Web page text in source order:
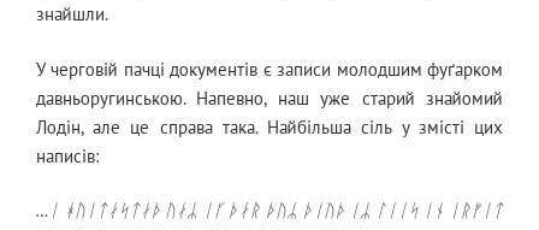
знайшли.
У черговій пачці документів є записи молодшим фуґарком
давньоругинською. Напевно, наш уже старий знайомий
Лодін, але це справа така. Найбільша сіль у змісті цих
написів:
…ᛁ ᚼᚢᛁᛏᛅᛋᛏᛅᚦ ᚢᛅᛦ ᛁᚴ ᚦᛅᚱ ᚦᚢᛦ ᚦᛁᚢᚦ ᛁᛦ ᛚᛁᛁᛋ ᛁᚾ ᛁᚱᚠᛁᛏ